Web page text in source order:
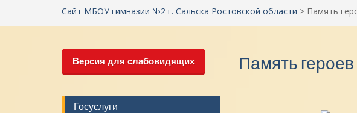
Сайт МБОУ гимназии №2 г. Сальска Ростовской области > Память
Память героев
Версия для слабовидящих
Госуслуги